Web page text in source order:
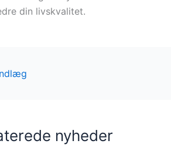
din livskvalitet.
nyheder